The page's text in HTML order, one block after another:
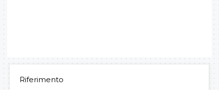
Riferimento